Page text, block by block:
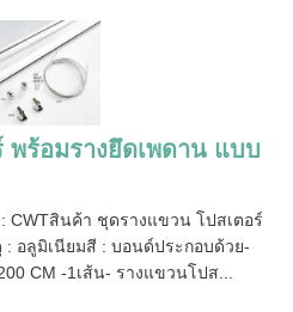
พร้อมรางยึดเพดาน แบบ
CWTสินค้า ชุดรางแขวน โปสเตอร์
อลูมิเนียมสี : บอนด์ประกอบด้วย-
CM -1เส้น- รางแขวนโปส...